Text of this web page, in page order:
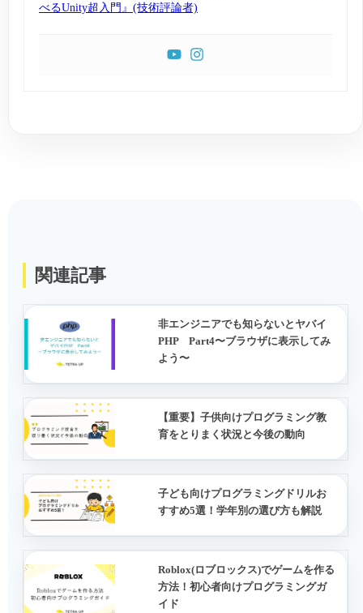
べるUnity超入門』(技術評論者)
関連記事
非エンジニアでも知らないとヤバイ
PHP Part4〜ブラウザに表示してみ
よう〜
【重要】子供向けプログラミング教
育をとりまく状況と今後の動向
子ども向けプログラミングドリルお
すすめ5選！学年別の選び方も解説
Roblox(ロブロックス)でゲームを作る
方法！初心者向けプログラミングガ
イド